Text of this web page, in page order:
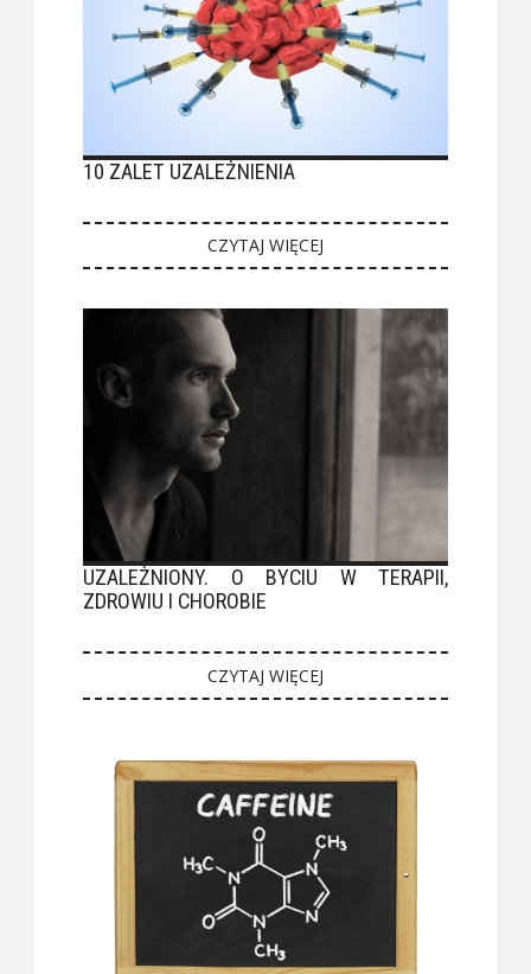
10 ZALET UZALEŻNIENIA
CZYTAJ WIĘCEJ
UZALEŻNIONY. O BYCIU W TERAPII,
ZDROWIU I CHOROBIE
CZYTAJ WIĘCEJ